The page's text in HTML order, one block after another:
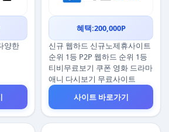
양한
혜택:200,000P
신규 웹하드 신규노제휴사이트
순위 1등 P2P 웹하드 순위 1등
티비무료보기 쿠폰 영화 드라마
애니 다시보기 무료사이트
사이트 바로가기